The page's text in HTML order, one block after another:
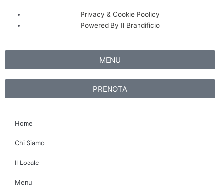
Privacy & Cookie Poolicy
Powered By Il Brandificio
MENU
PRENOTA
Home
Chi Siamo
Il Locale
Menu